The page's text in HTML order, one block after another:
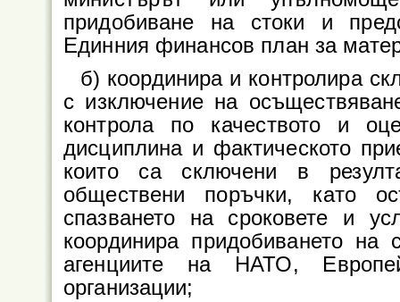
придобиване на стоки и
Единния финансов план за
б) координира и контролира
с изключение на
контрола по качеството и
дисциплина и фактическото
които са сключени в
обществени поръчки, като
спазването на сроковете и
координира придобиването на
агенциите на НАТО,
организации;